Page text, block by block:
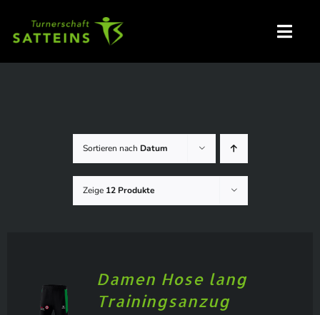
Inhalt
GRUPPEN / ANMELDUNG
VEREINSKLEIDUNG – SHOP
Sortieren nach Datum
Zeige 12 Produkte
Damen Hose lang
Trainingsanzug